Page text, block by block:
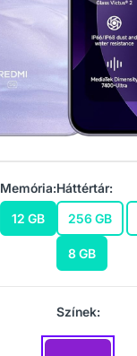
Memória:
12 GB
Háttértár:
256 GB
8 GB
Színek: